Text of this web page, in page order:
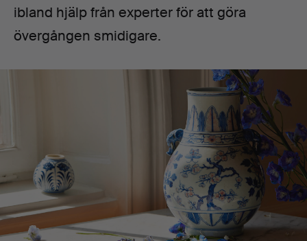
ibland hjälp från experter för att göra
övergången smidigare.